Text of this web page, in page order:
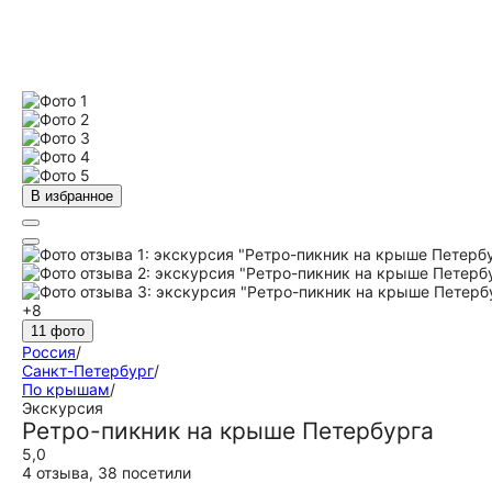
В избранное
+8
11 фото
Россия/
Санкт-Петербург/
По крышам/
Экскурсия
Ретро-пикник на крыше Петербурга
5,0
4 отзыва, 38 посетили